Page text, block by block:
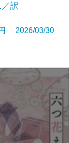
訳
2026/03/30